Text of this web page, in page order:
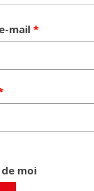
mail*Obligatoire
Obligatoire
moi